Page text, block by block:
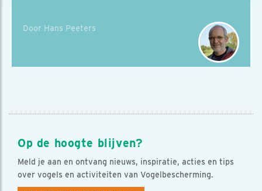
Door Hans Peeters
Op de hoogte blijven?
Meld je aan en ontvang nieuws, inspiratie, acties en tips
over vogels en activiteiten van Vogelbescherming.